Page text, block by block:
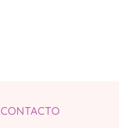
CONTACTO